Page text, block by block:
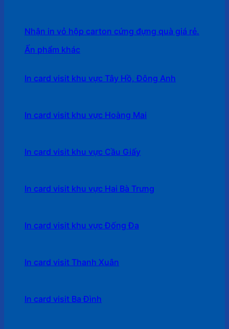
Nhận in vỏ hộp carton cứng đựng quà giá rẻ.
Ấn phẩm khác
In card visit khu vực Tây Hồ, Đông Anh
In card visit khu vực Hoàng Mai
In card visit khu vực Cầu Giấy
In card visit khu vực Hai Bà Trưng
In card visit khu vực Đống Đa
In card visit Thanh Xuân
In card visit Ba Đình